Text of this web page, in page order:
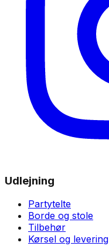
Udlejning
Partytelte
Borde og stole
Tilbehør
Kørsel og levering